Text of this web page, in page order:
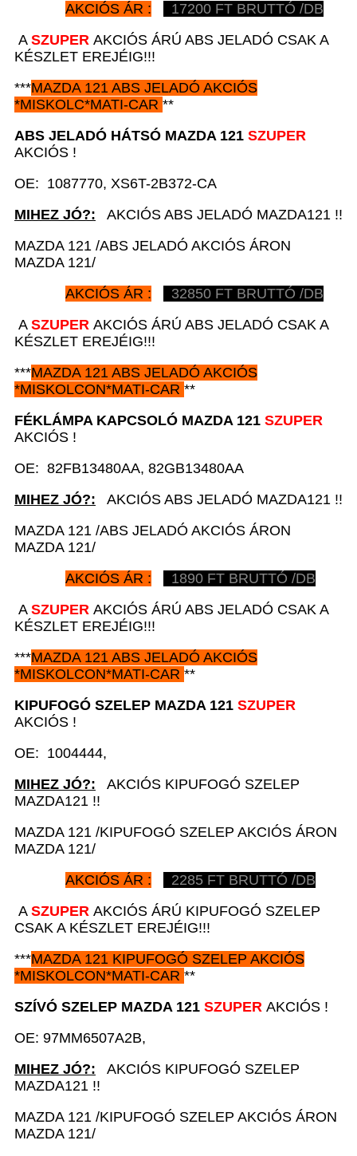
AKCIÓS ÁR :
17200 FT BRUTTÓ /DB
A SZUPER AKCIÓS ÁRÚ ABS JELADÓ CSAK A
KÉSZLET EREJÉIG!!!
***MAZDA 121 ABS JELADÓ AKCIÓS
*MISKOLC*MATI-CAR **
ABS JELADÓ HÁTSÓ MAZDA 121 SZUPER
AKCIÓS !
OE: 1087770, XS6T-2B372-CA
MIHEZ JÓ?: AKCIÓS ABS JELADÓ MAZDA121 !!
MAZDA 121 /ABS JELADÓ AKCIÓS ÁRON
MAZDA 121/
AKCIÓS ÁR :
32850 FT BRUTTÓ /DB
A SZUPER AKCIÓS ÁRÚ ABS JELADÓ CSAK A
KÉSZLET EREJÉIG!!!
***MAZDA 121 ABS JELADÓ AKCIÓS
*MISKOLCON*MATI-CAR **
FÉKLÁMPA KAPCSOLÓ MAZDA 121 SZUPER
AKCIÓS !
OE: 82FB13480AA, 82GB13480AA
MIHEZ JÓ?: AKCIÓS ABS JELADÓ MAZDA121 !!
MAZDA 121 /ABS JELADÓ AKCIÓS ÁRON
MAZDA 121/
AKCIÓS ÁR :
1890 FT BRUTTÓ /DB
A SZUPER AKCIÓS ÁRÚ ABS JELADÓ CSAK A
KÉSZLET EREJÉIG!!!
***MAZDA 121 ABS JELADÓ AKCIÓS
*MISKOLCON*MATI-CAR **
KIPUFOGÓ SZELEP MAZDA 121 SZUPER
AKCIÓS !
OE: 1004444,
MIHEZ JÓ?: AKCIÓS KIPUFOGÓ SZELEP
MAZDA121 !!
MAZDA 121 /KIPUFOGÓ SZELEP AKCIÓS ÁRON
MAZDA 121/
AKCIÓS ÁR :
2285 FT BRUTTÓ /DB
A SZUPER AKCIÓS ÁRÚ KIPUFOGÓ SZELEP
CSAK A KÉSZLET EREJÉIG!!!
***MAZDA 121 KIPUFOGÓ SZELEP AKCIÓS
*MISKOLCON*MATI-CAR **
SZÍVÓ SZELEP MAZDA 121 SZUPER AKCIÓS !
OE: 97MM6507A2B,
MIHEZ JÓ?: AKCIÓS KIPUFOGÓ SZELEP
MAZDA121 !!
MAZDA 121 /KIPUFOGÓ SZELEP AKCIÓS ÁRON
MAZDA 121/